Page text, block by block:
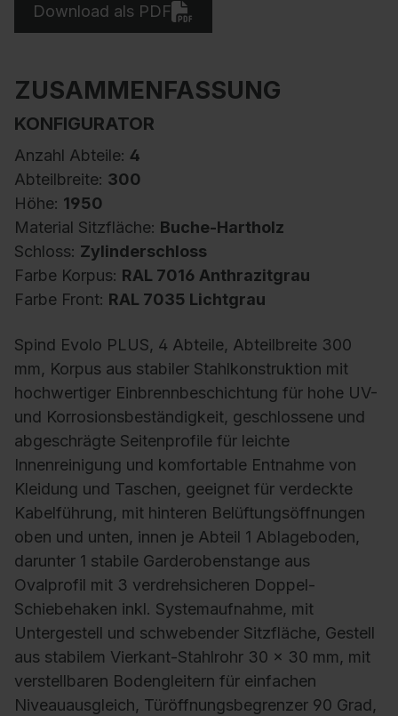
Download als PDF
ZUSAMMENFASSUNG
KONFIGURATOR
Anzahl Abteile: 4
Abteilbreite: 300
Höhe: 1950
Material Sitzfläche: Buche-Hartholz
Schloss: Zylinderschloss
Farbe Korpus: RAL 7016 Anthrazitgrau
Farbe Front: RAL 7035 Lichtgrau
Spind Evolo PLUS, 4 Abteile, Abteilbreite 300
mm, Korpus aus stabiler Stahlkonstruktion mit
hochwertiger Einbrennbeschichtung für hohe UV-
und Korrosionsbeständigkeit, geschlossene und
abgeschrägte Seitenprofile für leichte
Innenreinigung und komfortable Entnahme von
Kleidung und Taschen, geeignet für verdeckte
Kabelführung, mit hinteren Belüftungsöffnungen
oben und unten, innen je Abteil 1 Ablageboden,
darunter 1 stabile Garderobenstange aus
Ovalprofil mit 3 verdrehsicheren Doppel-
Schiebehaken inkl. Systemaufnahme, mit
Untergestell und schwebender Sitzfläche, Gestell
aus stabilem Vierkant-Stahlrohr 30 x 30 mm, mit
verstellbaren Bodengleitern für einfachen
Niveauausgleich, Türöffnungsbegrenzer 90 Grad,